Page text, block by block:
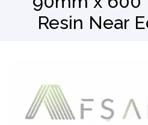
Barkod Okuyucu
Resin Near